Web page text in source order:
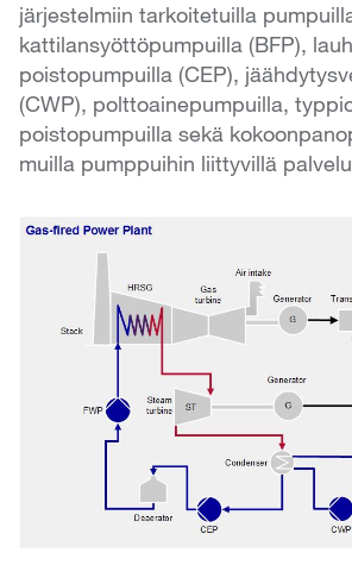
järjestelmiin tarkoitetuilla
kattilansyöttöpumpuilla (BFP),
poistopumpuilla (CEP),
(CWP), polttoainepumpuilla,
poistopumpuilla sekä
muilla pumppuihin liittyvillä